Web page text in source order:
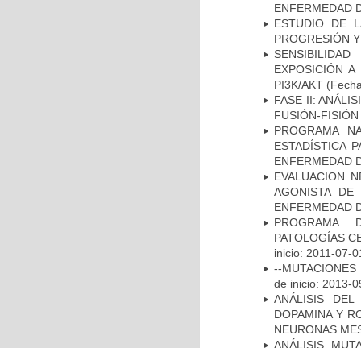
ENFERMEDAD
ESTUDIO DE
PROGRESIÓN
EXPOSICIÓN
PI3K/AKT
FASE II:
FUSIÓN-
PROGRAMA
ESTADÍSTICA
ENFERMEDAD
EVALUACION
AGONISTA
ENFERMEDAD
PROGRAMA
PATOLOGÍAS
inicio: 2011-07-
--
de inicio: 2013-
ANÁLISIS
DOPAMINA Y
NEURONAS
ANÁLISIS